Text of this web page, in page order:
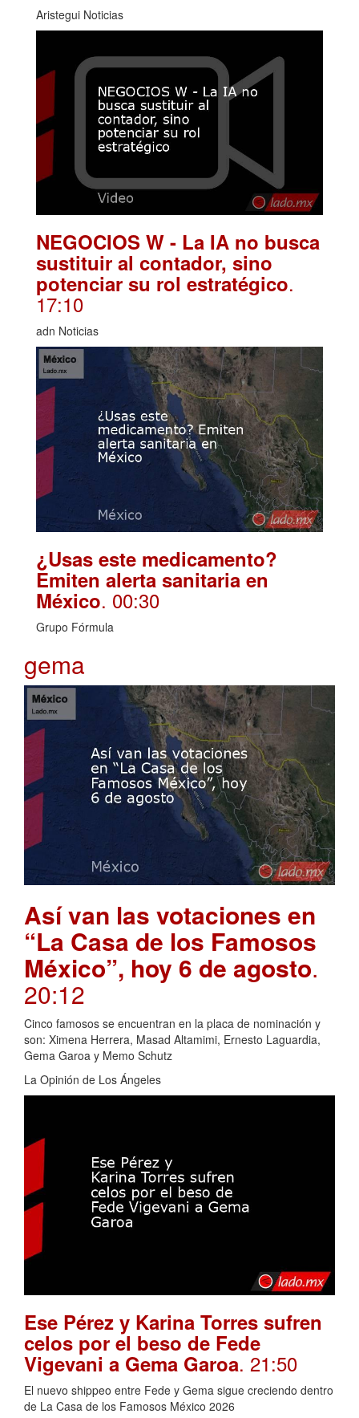
Aristegui Noticias
NEGOCIOS W - La IA no busca
sustituir al contador, sino
potenciar su rol estratégico.
17:10
adn Noticias
¿Usas este medicamento?
Emiten alerta sanitaria en
México. 00:30
Grupo Fórmula
gema
Así van las votaciones en
“La Casa de los Famosos
México”, hoy 6 de agosto.
20:12
Cinco famosos se encuentran en la placa de nominación y
son: Ximena Herrera, Masad Altamimi, Ernesto Laguardia,
Gema Garoa y Memo Schutz
La Opinión de Los Ángeles
Ese Pérez y Karina Torres sufren
celos por el beso de Fede
Vigevani a Gema Garoa. 21:50
El nuevo shippeo entre Fede y Gema sigue creciendo dentro
de La Casa de los Famosos México 2026